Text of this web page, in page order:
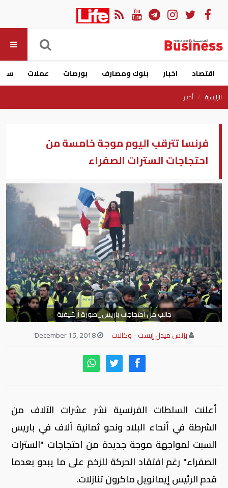
اقتصاد اخبار بنوك ومصارف بورصات عملات
الرئيسية أخبار
فرنسا تترقب اليوم موجة خامسة من
احتجاجات السترات الصفراء
جانب من أحتجاجات باريس_صورة أرشيفية
بزنس ميدل إيست - وكالات
December 15, 2018
أعلنت السلطات الفرنسية نشر عشرات الآلاف من
الشرطة في أنحاء البلاد ونحو ثمانية آلاف في باريس
السبت لمواجهة موجة جديدة من احتجاجات "السترات
الصفراء" رغم افتقاد الحركة للزخم على ما يبدو بعدما
قدم الرئيس إيمانويل ماكرون تنازلات.